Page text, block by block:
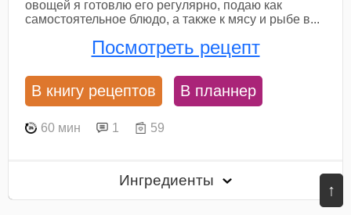
↑
овощей я готовлю его регулярно, подаю как
самостоятельное блюдо, а также к мясу и рыбе в...
Посмотреть рецепт
В книгу рецептов В планнер
60 мин 1 59
Ингредиенты